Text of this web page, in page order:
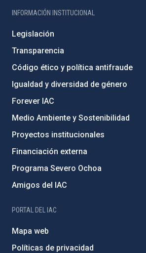
INFORMACIÓN INSTITUCIONAL
Legislación
Transparencia
Código ético y política antifraude
Igualdad y diversidad de género
Forever IAC
Medio Ambiente y Sostenibilidad
Proyectos institucionales
Financiación externa
Programa Severo Ochoa
Amigos del IAC
PORTAL DEL IAC
Mapa web
Políticas de privacidad